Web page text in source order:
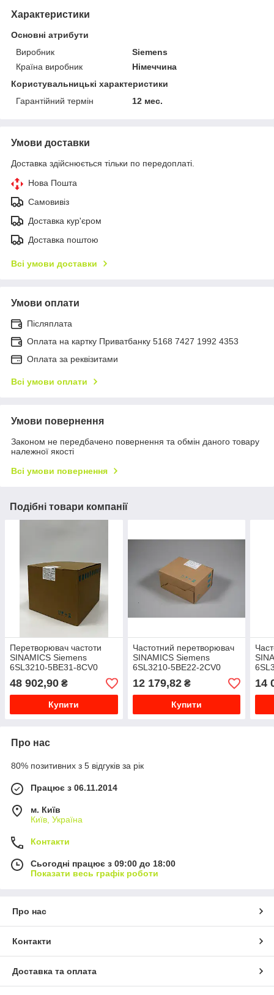
Характеристики
Основні атрибути
Виробник
Siemens
Країна виробник
Німеччина
Користувальницькі характеристики
Гарантійний термін
12 мес.
Умови доставки
Доставка здійснюється тільки по передоплаті.
Нова Пошта
Самовивіз
Доставка кур'єром
Доставка поштою
Всі умови доставки
Умови оплати
Післяплата
Оплата на картку Приватбанку 5168 7427 1992 4353
Оплата за реквізитами
Всі умови оплати
Умови повернення
Законом не передбачено повернення та обмін даного товару
належної якості
Всі умови повернення
Подібні товари компанії
Перетворювач частоти
SINAMICS Siemens
6SL3210-5BE31-8CV0
48 902,90 ₴
Купити
Частотний перетворювач
SINAMICS Siemens
6SL3210-5BE22-2CV0
12 179,82₴
Купити
14
Про нас
80% позитивних з 5 відгуків за рік
Працює з 06.11.2014
м. Київ
Київ, Україна
Контакти
Сьогодні працює з 09:00 до 18:00
Показати весь графік роботи
Про нас
Контакти
Доставка та оплата